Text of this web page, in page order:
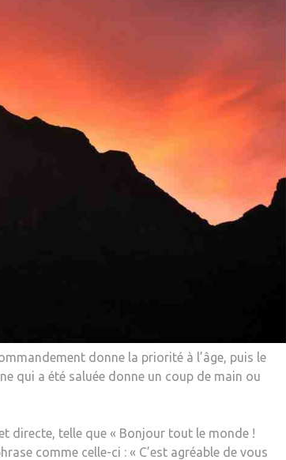
donne la priorité à l’âge, puis le
qui a été saluée donne un coup de main ou
directe, telle que « Bonjour tout le monde !
comme celle-ci : « C’est agréable de vous